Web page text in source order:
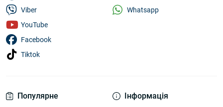
Популярне Інформація
Viber
YouTube
Facebook
Tiktok
Whatsapp